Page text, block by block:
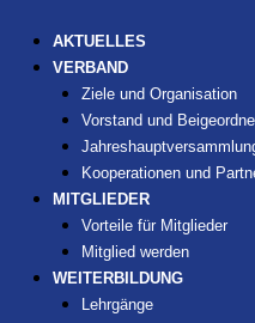
AKTUELLES
VERBAND
Ziele und Organisation
Vorstand und
Kooperationen und
MITGLIEDER
Vorteile für Mitglieder
Mitglied werden
WEITERBILDUNG
Lehrgänge